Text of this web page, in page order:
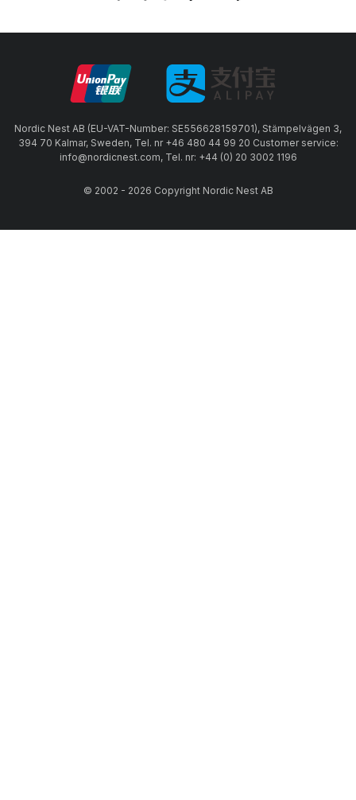
Nordic Nest AB (EU-VAT-Number: SE556628159701), Stämpelvägen 3,
394 70 Kalmar, Sweden, Tel. nr +46 480 44 99 20 Customer service:
info@nordicnest.com, Tel. nr: +44 (0) 20 3002 1196
© 2002 - 2026 Copyright Nordic Nest AB